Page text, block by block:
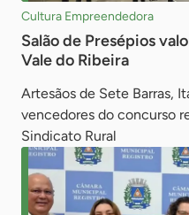
Cultura Empreendedora
Salão de Presépios
Vale do Ribeira
Artesãos de Sete Barras,
vencedores do concurso
Sindicato Rural